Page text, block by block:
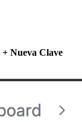
+ Nueva Clave